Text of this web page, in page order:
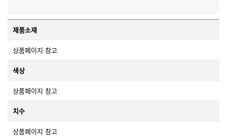
제품소재
상품페이지 참고
색상
상품페이지 참고
치수
상품페이지 참고